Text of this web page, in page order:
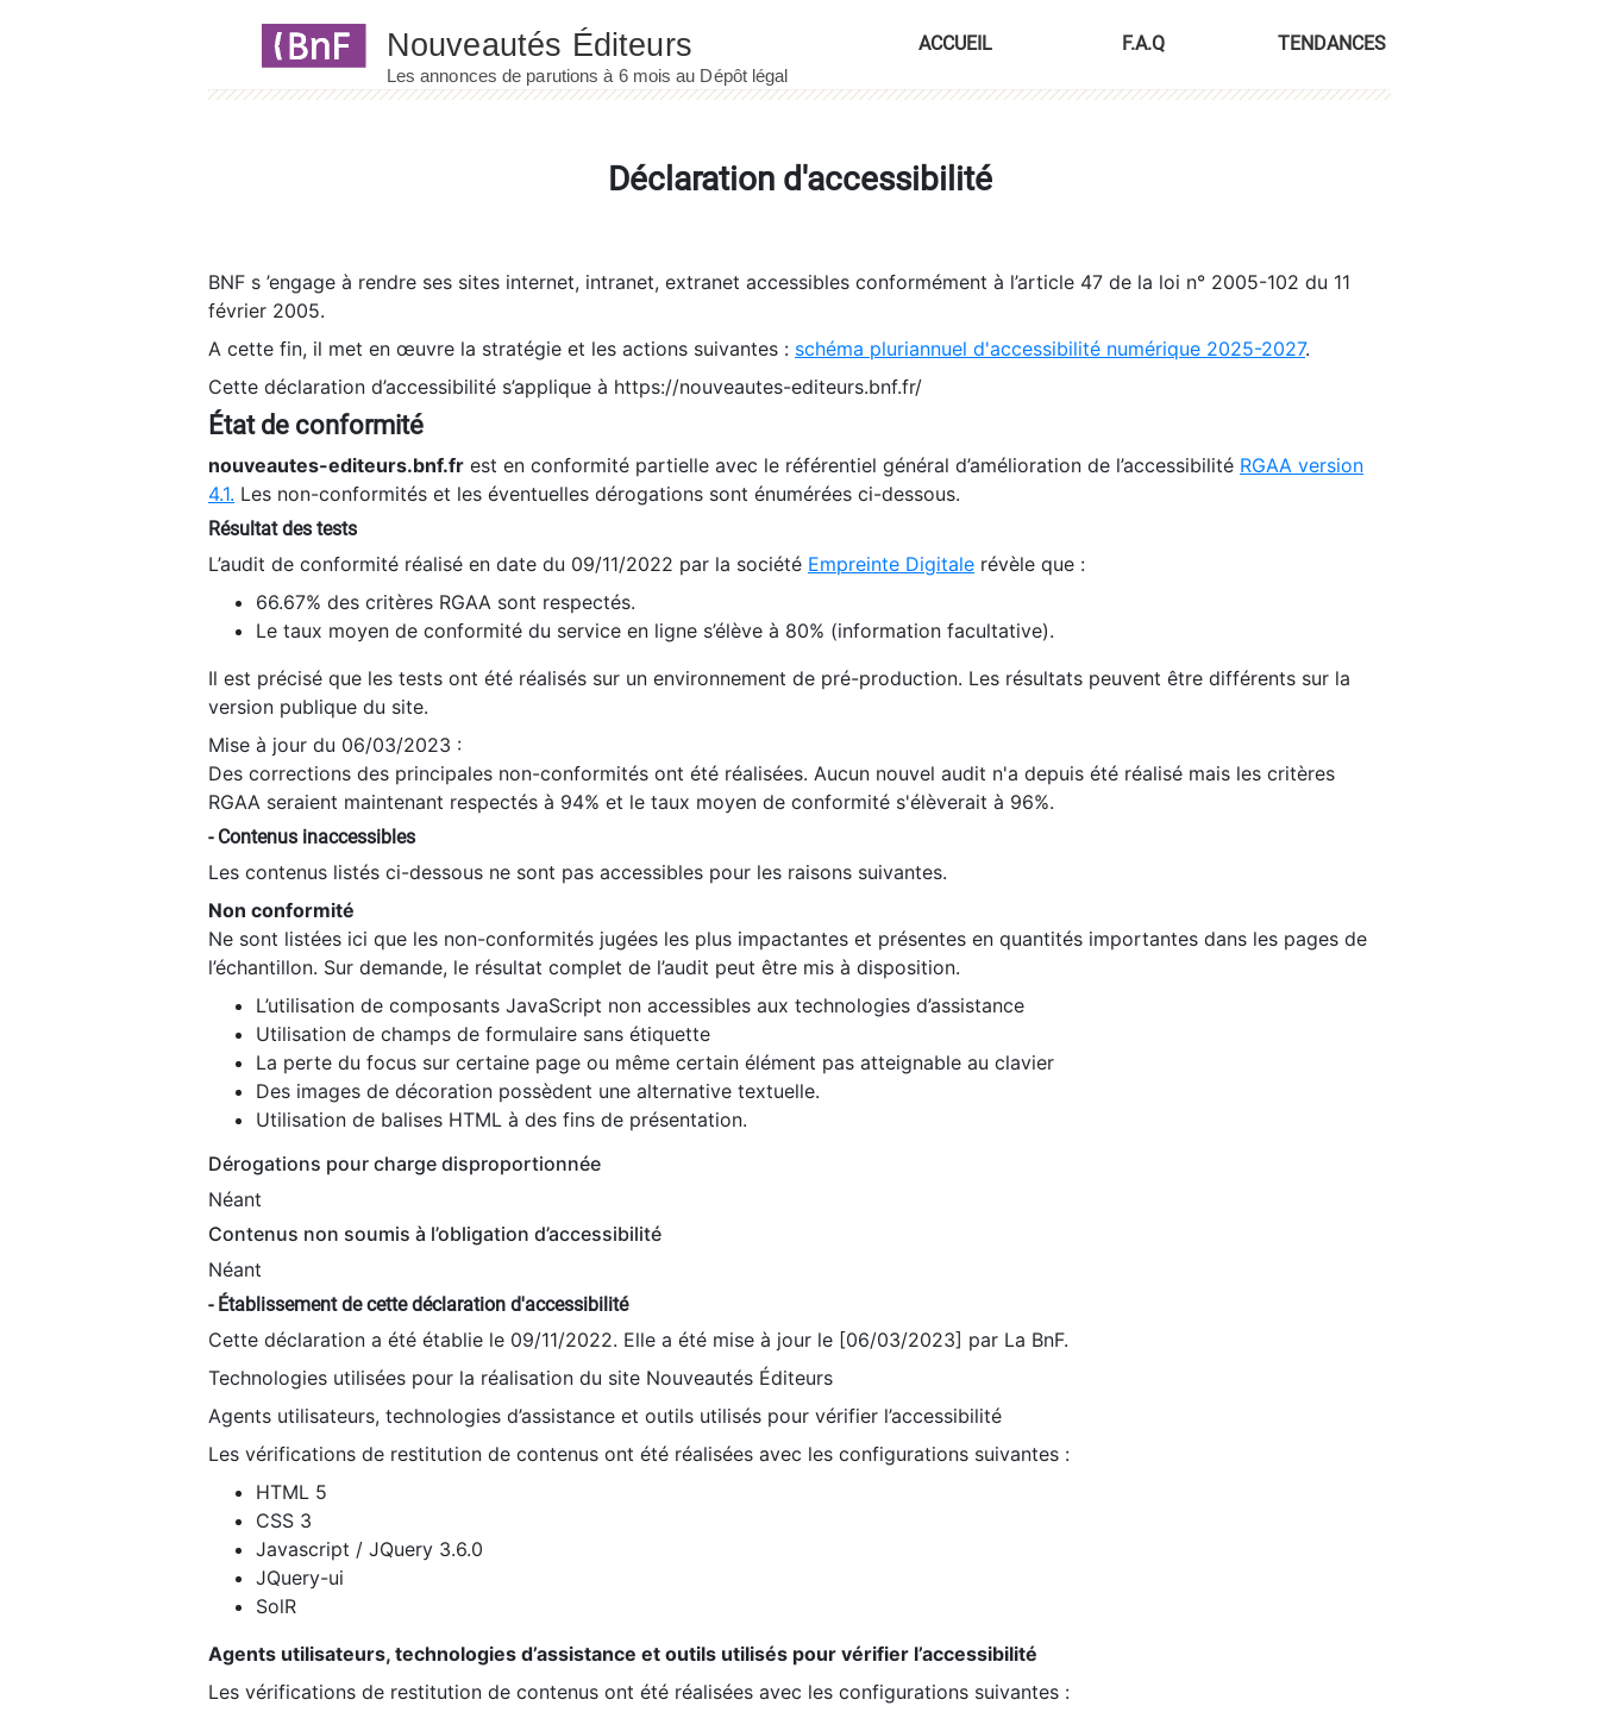
ACCUEIL F.A.Q TENDANCES
Déclaration d'accessibilité
BNF s ’engage à rendre ses sites internet, intranet, extranet accessibles conformément à l’article 47 de la loi n° 2005-102 du 11
février 2005.
A cette fin, il met en œuvre la stratégie et les actions suivantes : schéma pluriannuel d'accessibilité numérique 2025-2027.
Cette déclaration d’accessibilité s’applique à https://nouveautes-editeurs.bnf.fr/
État de conformité
nouveautes-editeurs.bnf.fr est en conformité partielle avec le référentiel général d’amélioration de l’accessibilité RGAA version
4.1. Les non-conformités et les éventuelles dérogations sont énumérées ci-dessous.
Résultat des tests
L’audit de conformité réalisé en date du 09/11/2022 par la société Empreinte Digitale révèle que :
66.67% des critères RGAA sont respectés.
Le taux moyen de conformité du service en ligne s’élève à 80% (information facultative).
Il est précisé que les tests ont été réalisés sur un environnement de pré-production. Les résultats peuvent être différents sur la
version publique du site.
Mise à jour du 06/03/2023 :
Des corrections des principales non-conformités ont été réalisées. Aucun nouvel audit n'a depuis été réalisé mais les critères
RGAA seraient maintenant respectés à 94% et le taux moyen de conformité s'élèverait à 96%.
- Contenus inaccessibles
Les contenus listés ci-dessous ne sont pas accessibles pour les raisons suivantes.
Non conformité
Ne sont listées ici que les non-conformités jugées les plus impactantes et présentes en quantités importantes dans les pages de
l’échantillon. Sur demande, le résultat complet de l’audit peut être mis à disposition.
L’utilisation de composants JavaScript non accessibles aux technologies d’assistance
Utilisation de champs de formulaire sans étiquette
La perte du focus sur certaine page ou même certain élément pas atteignable au clavier
Des images de décoration possèdent une alternative textuelle.
Utilisation de balises HTML à des fins de présentation.
Dérogations pour charge disproportionnée
Néant
Contenus non soumis à l’obligation d’accessibilité
Néant
- Établissement de cette déclaration d'accessibilité
Cette déclaration a été établie le 09/11/2022. Elle a été mise à jour le [06/03/2023] par La BnF.
Technologies utilisées pour la réalisation du site Nouveautés Éditeurs
Agents utilisateurs, technologies d’assistance et outils utilisés pour vérifier l’accessibilité
Les vérifications de restitution de contenus ont été réalisées avec les configurations suivantes :
HTML 5
CSS 3
Javascript / JQuery 3.6.0
JQuery-ui
SolR
Agents utilisateurs, technologies d’assistance et outils utilisés pour vérifier l’accessibilité
Les vérifications de restitution de contenus ont été réalisées avec les configurations suivantes :